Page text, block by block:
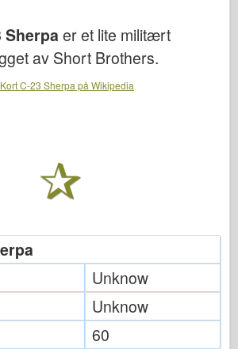
Sherpa er et lite militært
av Short Brothers.
Kort C-23 Sherpa på Wikipedia
Unknow
Unknow
60